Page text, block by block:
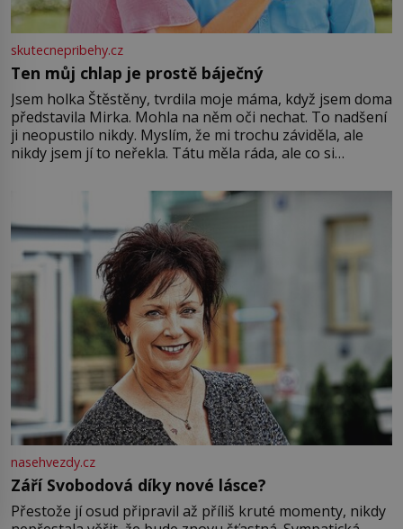
skutecnepribehy.cz
Ten můj chlap je prostě báječný
Jsem holka Štěstěny, tvrdila moje máma, když jsem doma
představila Mirka. Mohla na něm oči nechat. To nadšení
ji neopustilo nikdy. Myslím, že mi trochu záviděla, ale
nikdy jsem jí to neřekla. Tátu měla ráda, ale co si
Jsme spolu moc rádi Tehdy byla jiná doba, když
nasehvezdy.cz
Září Svobodová díky nové lásce?
Přestože jí osud připravil až příliš kruté momenty, nikdy